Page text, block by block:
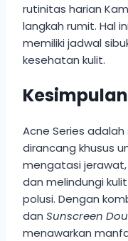
rutinitas harian
langkah rumit. Hal
memiliki jadwal
kesehatan kulit.
Kesimpulan
Acne Series
dirancang khusus
mengatasi
dan melindungi
polusi. Dengan
dan Sunscreen
menawarkan